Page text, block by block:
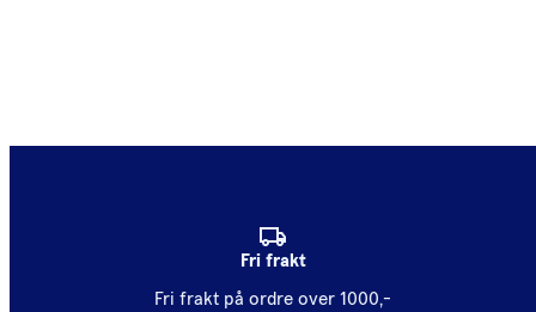
Fri frakt
Fri frakt på ordre over 1000,-